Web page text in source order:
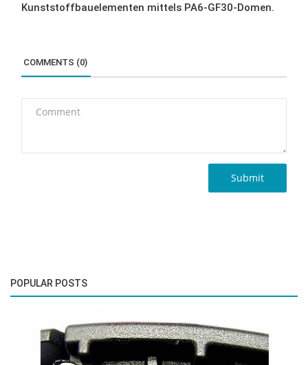
Kunststoffbauelementen mittels PA6-GF30-Domen.
COMMENTS (0)
Submit
POPULAR POSTS